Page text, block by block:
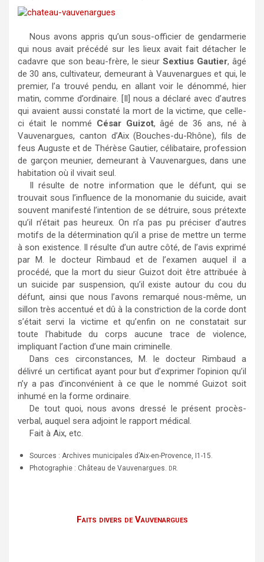
Nous avons appris qu’un sous-officier de gendarmerie
qui nous avait précédé sur les lieux avait fait détacher le
cadavre que son beau-frère, le sieurSextius Gautier, âgé
de 30 ans, cultivateur, demeurant à Vauvenargues et qui, le
premier, l’a trouvé pendu, en allant voir le dénommé, hier
matin, comme d’ordinaire. [Il] nous a déclaré avec d’autres
qui avaient aussi constaté la mort de la victime, que celle-
ci était le nommé César Guizot, âgé de 36 ans, né à
Vauvenargues, canton d’Aix (Bouches-du-Rhône), fils de
feus Auguste et de Thérèse Gautier, célibataire, profession
de garçon meunier, demeurant à Vauvenargues, dans une
habitation où il vivait seul.
Il résulte de notre information que le défunt, qui se
trouvait sous l’influence de la monomanie du suicide, avait
souvent manifesté l’intention de se détruire, sous prétexte
qu’il n’était pas heureux. On n’a pas pu préciser d’autres
motifs de la détermination qu’il a prise de mettre un terme
à son existence. Il résulte d’un autre côté, de l’avis exprimé
par M. le docteur Rimbaud et de l’examen auquel il a
procédé, que la mort du sieur Guizot doit être attribuée à
un suicide par suspension, qu’il existe autour du cou du
défunt, ainsi que nous l’avons remarqué nous-même, un
sillon très accentué et dû à la constriction de la corde dont
s’était servi la victime et qu’enfin on ne constatait sur
toute l’habitude du corps aucune trace de violence,
impliquant l’action d’une main criminelle.
Dans ces circonstances, M. le docteur Rimbaud a
délivré un certificat ayant pour but d’exprimer l’opinion qu’il
n’y a pas d’inconvénient à ce que le nommé Guizot soit
inhumé en la forme ordinaire.
De tout quoi, nous avons dressé le présent procès-
verbal, auquel sera adjoint le rapport médical.
Fait à Aix, etc.
Sources : Archives municipales d’Aix-en-Provence, I1-15.
Photographie : Château de Vauvenargues.
DR
Faits divers de Vauvenargues